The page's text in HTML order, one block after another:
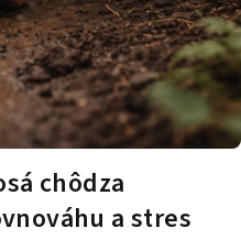
chôdza
a stres